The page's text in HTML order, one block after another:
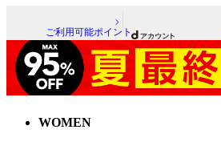
ご利用可能ポイント
WOMEN